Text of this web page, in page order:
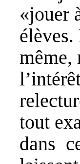
«jouer
même,
tout
dans